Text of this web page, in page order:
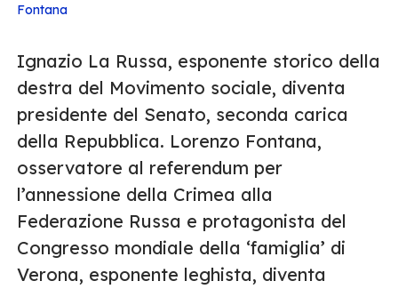
Fontana
Ignazio La Russa, esponente storico della
destra del Movimento sociale, diventa
presidente del Senato, seconda carica
della Repubblica. Lorenzo Fontana,
osservatore al referendum per
l’annessione della Crimea alla
Federazione Russa e protagonista del
Congresso mondiale della ‘famiglia’ di
Verona, esponente leghista, diventa